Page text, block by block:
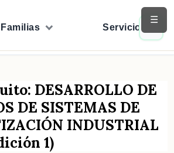
Familias Servicios
DESARROLLO DE
DE SISTEMAS DE
INDUSTRIAL
1)
☰